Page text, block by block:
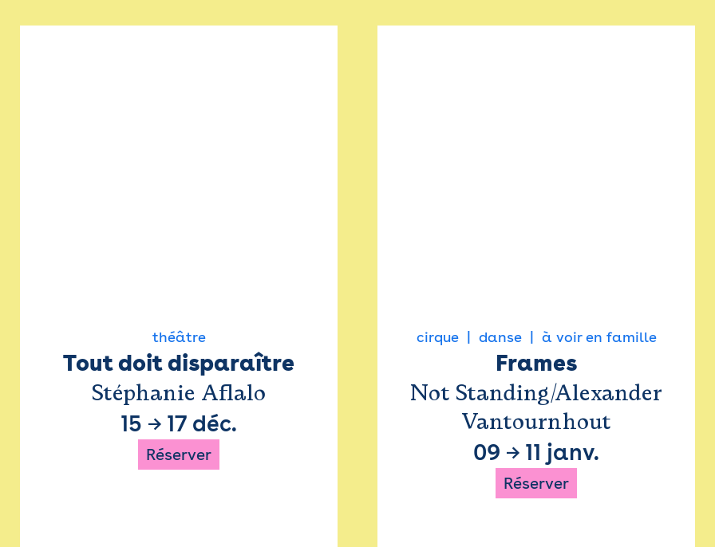
théâtre
Tout doit disparaître
Stéphanie Aflalo
15 → 17 déc.
Réserver
cirque danse à voir en famille
Frames
Not Standing/Alexander
Vantournhout
09 → 11 janv.
Réserver